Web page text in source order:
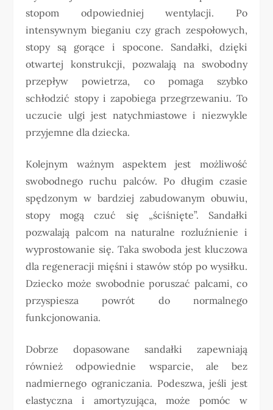
stopom odpowiedniej wentylacji. Po
intensywnym bieganiu czy grach zespołowych,
stopy są gorące i spocone. Sandałki, dzięki
otwartej konstrukcji, pozwalają na swobodny
przepływ powietrza, co pomaga szybko
schłodzić stopy i zapobiega przegrzewaniu. To
uczucie ulgi jest natychmiastowe i niezwykle
przyjemne dla dziecka.
Kolejnym ważnym aspektem jest możliwość
swobodnego ruchu palców. Po długim czasie
spędzonym w bardziej zabudowanym obuwiu,
stopy mogą czuć się „ściśnięte”. Sandałki
pozwalają palcom na naturalne rozluźnienie i
wyprostowanie się. Taka swoboda jest kluczowa
dla regeneracji mięśni i stawów stóp po wysiłku.
Dziecko może swobodnie poruszać palcami, co
przyspiesza powrót do normalnego
funkcjonowania.
Dobrze dopasowane sandałki zapewniają
również odpowiednie wsparcie, ale bez
nadmiernego ograniczania. Podeszwa, jeśli jest
elastyczna i amortyzująca, może pomóc w